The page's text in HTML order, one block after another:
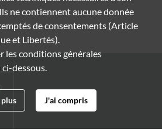
ne contiennent aucune donnée
de consentements (Article
et Libertés).
les conditions générales
dessous.
J'ai compris